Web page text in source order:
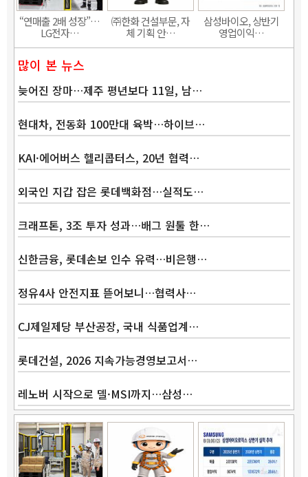
“연매출 2배 성장”…
LG전자…
㈜한화 건설부문, 자
체 기획 안…
삼성바이오, 상반기
영업이익…
많이 본 뉴스
늦어진 장마…제주 평년보다 11일, 남…
현대차, 전동화 100만대 육박…하이브…
KAI·에어버스 헬리콥터스, 20년 협력…
외국인 지갑 잡은 롯데백화점…실적도…
크래프톤, 3조 투자 성과…배그 원툴 한…
신한금융, 롯데손보 인수 유력…비은행…
정유4사 안전지표 뜯어보니…협력사…
CJ제일제당 부산공장, 국내 식품업계…
롯데건설, 2026 지속가능경영보고서…
레노버 시작으로 델·MSI까지…삼성…